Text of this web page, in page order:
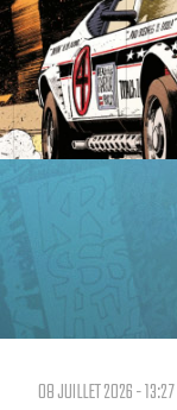
08 JUILLET 2026 - 13:27